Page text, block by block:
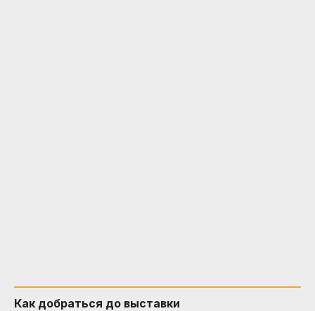
Как добраться до выставки